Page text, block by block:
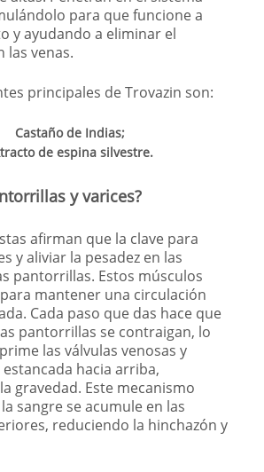
para que funcione a
y ayudando a eliminar el
las venas.
principales de Trovazin son:
Castaño de Indias;
de espina silvestre.
y varices?
afirman que la clave para
y aliviar la pesadez en las
pantorrillas. Estos músculos
mantener una circulación
Cada paso que das hace que
pantorrillas se contraigan, lo
las válvulas venosas y
hacia arriba,
gravedad. Este mecanismo
sangre se acumule en las
reduciendo la hinchazón y